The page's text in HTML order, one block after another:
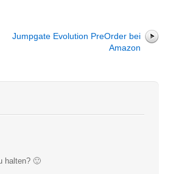
Jumpgate Evolution PreOrder bei
Amazon
halten? 🙂